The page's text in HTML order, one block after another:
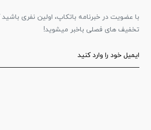
با عضویت در خبرنامه باتکاپ، اولین نفری باشید
تخفیف های فصلی باخبر میشوید!